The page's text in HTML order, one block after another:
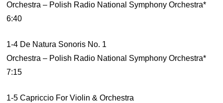
Orchestra – Polish Radio National Symphony Orchestra*
6:40
1-4 De Natura Sonoris No. 1
Orchestra – Polish Radio National Symphony Orchestra*
7:15
1-5 Capriccio For Violin & Orchestra